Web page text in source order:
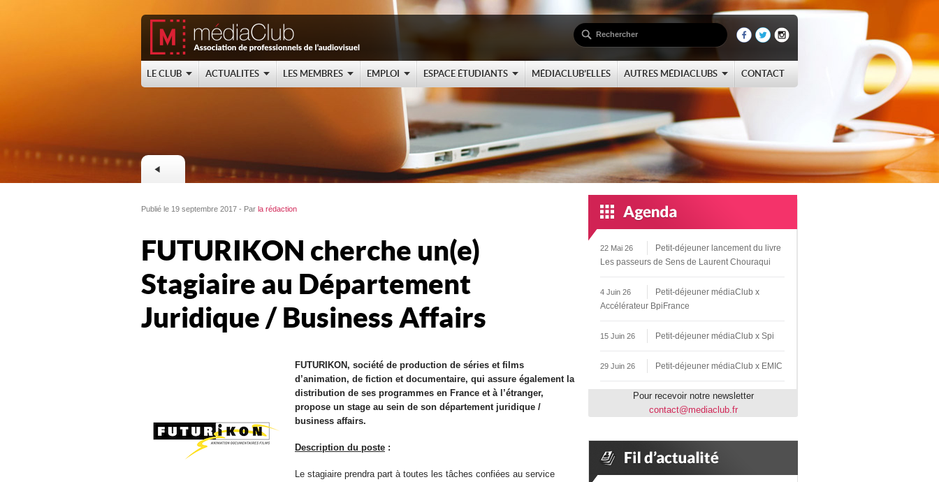
LE CLUB ACTUALITES LES MEMBRES EMPLOI ESPACE ÉTUDIANTS MÉDIACLUB’ELLES AUTRES MÉDIACLUBS CONTACT
Publié le 19 septembre 2017 - Par la rédaction
FUTURIKON cherche un(e)
Stagiaire au Département
Juridique / Business Affairs
FUTURIKON, société de production de séries et films
d’animation, de fiction et documentaire, qui assure également la
distribution de ses programmes en France et à l’étranger,
propose un stage au sein de son département juridique /
business affairs.
Description du poste :
Le stagiaire prendra part à toutes les tâches confiées au service
22 Mai 26
Petit-déjeuner lancement du livre
Les passeurs de Sens de Laurent Chouraqui
4 Juin 26
Petit-déjeuner médiaClub x
Accélérateur BpiFrance
15 Juin 26 Petit-déjeuner médiaClub x Spi
29 Juin 26 Petit-déjeuner médiaClub x EMIC
Pour recevoir notre newsletter
contact@mediaclub.fr